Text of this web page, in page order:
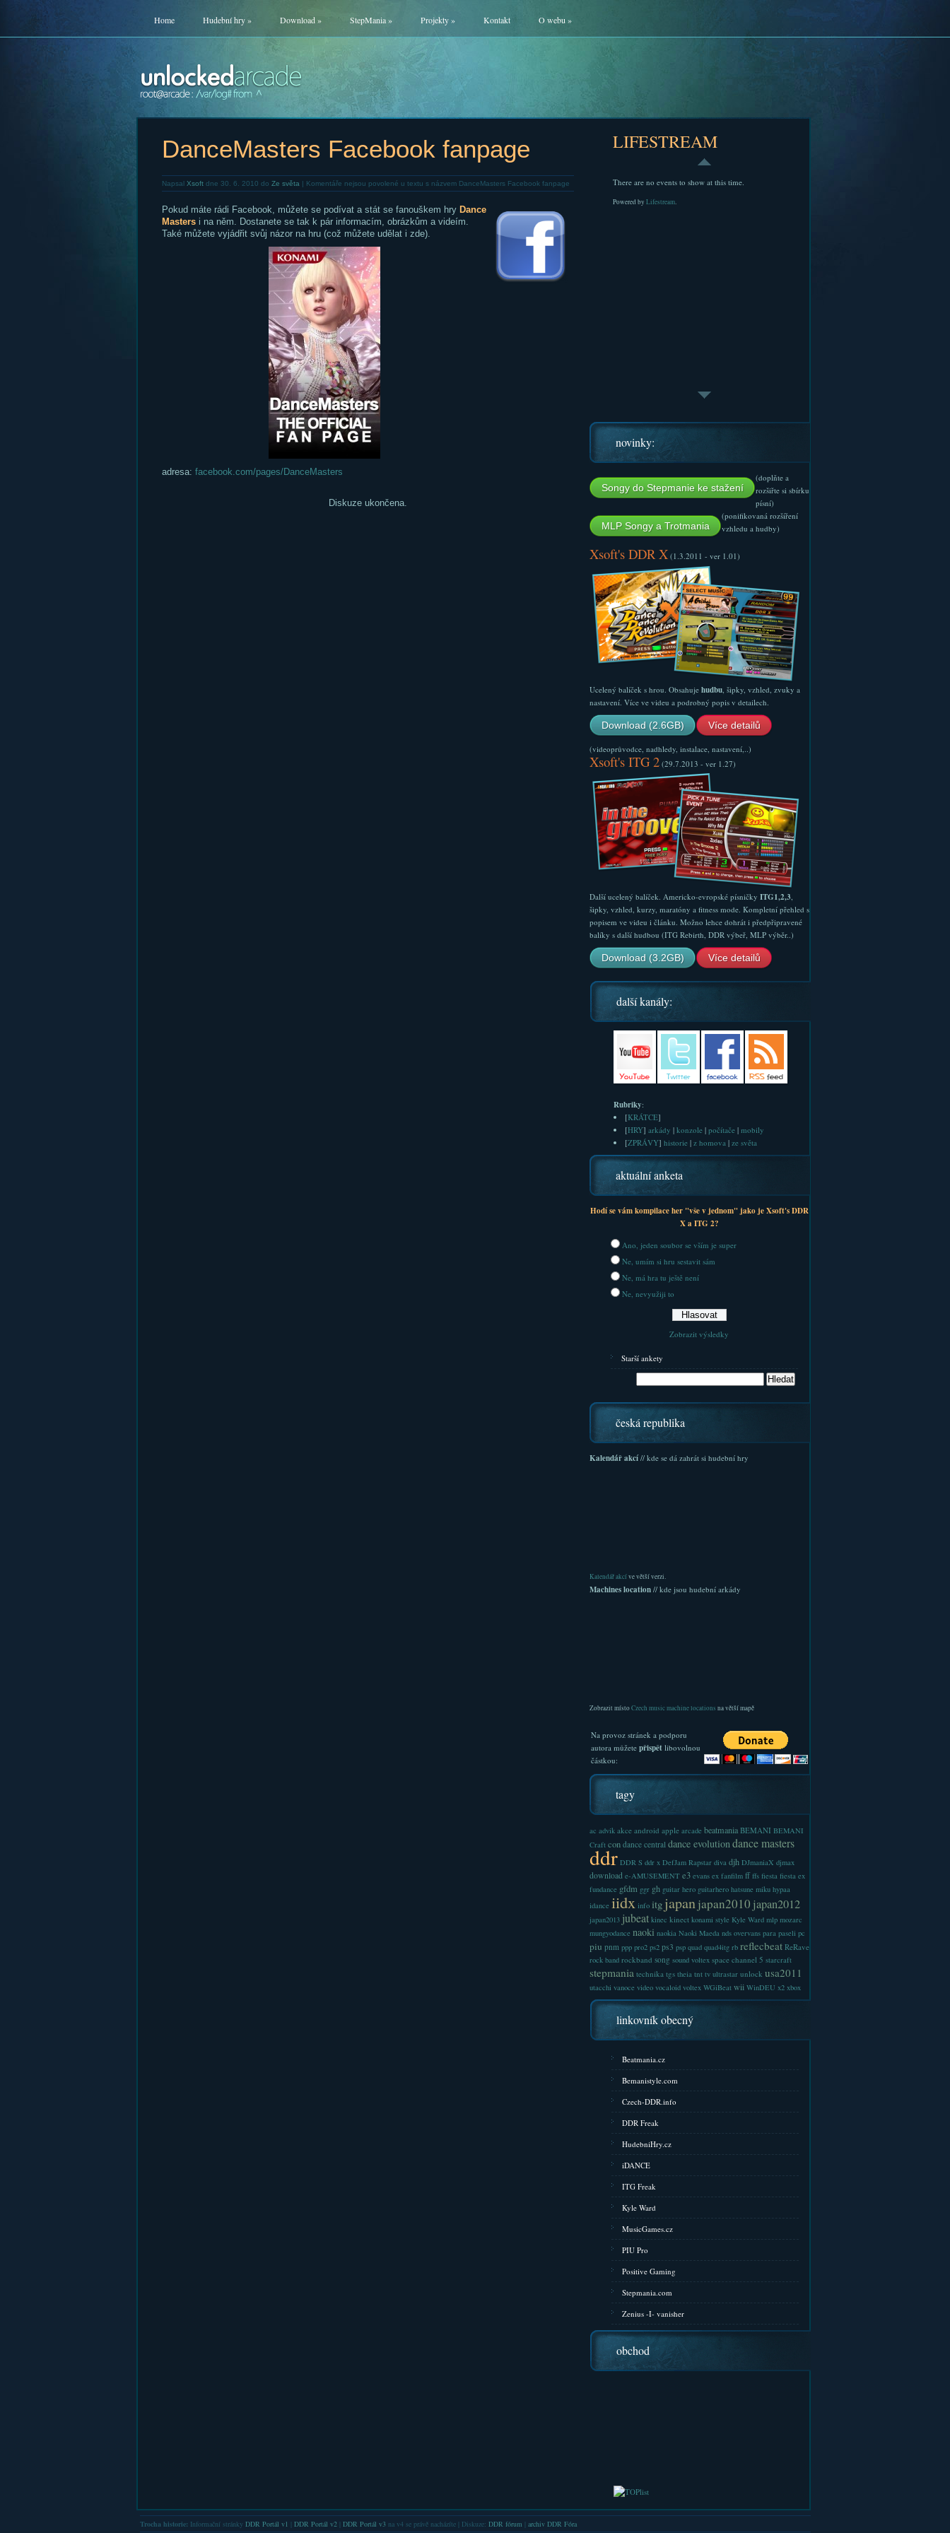
Home Hudební hry» Download» StepMania» Projekty» Kontakt O webu »
DanceMasters Facebook fanpage
Napsal Xsoftdne 30. 6. 2010 do Ze světa | Komentáře nejsou povolené u textu s názvem DanceMasters Facebook fanpage
Pokud máte rádi Facebook, můžete se podívat a stát se fanouškem hry Dance
Mastersi na něm. Dostanete se tak k pár informacím, obrázkům a videím.
Také můžete vyjádřit svůj názor na hru (což můžete udělat i zde).
adresa: facebook.com/pages/DanceMasters
Diskuze ukončena.
LIFESTREAM
There are no events to show at this time.
Powered by Lifestream.
novinky:
Songy do Stepmanie ke stažení
(doplňte a
rozšiřte si sbírku
písní)
MLP Songy a Trotmania
(ponifikovaná rozšíření
vzhledu a hudby)
Xsoft's DDR X(1.3.2011 - ver 1.01)
Ucelený balíček s hrou. Obsahuje hudbu, šipky, vzhled, zvuky a
nastavení. Více ve videu a podrobný popis v detailech.
Download (2.6GB) Více detailů
(videoprůvodce, nadhledy, instalace, nastavení,..)
Xsoft's ITG 2(29.7.2013 - ver 1.27)
Další ucelený balíček. Americko-evropské písničky ITG1,2,3,
šipky, vzhled, kurzy, maratóny a fitness mode. Kompletní přehled s
popisem ve videu i článku. Možno lehce dohrát i předpřipravené
balíky s další hudbou (ITG Rebirth, DDR výbeř, MLP výběr..)
Download (3.2GB) Více detailů
další kanály:
Rubriky:
[KRÁTCE]
[HRY] arkády | konzole| počítače| mobily
[ZPRÁVY] historie| z homova| ze světa
aktuální anketa
Hodí se vám kompilace her "vše v jednom" jako je Xsoft's DDR
X a ITG 2?
Ano, jeden soubor se vším je super
Ne, umím si hru sestavit sám
Ne, má hra tu ještě není
Ne, nevyužiji to
Zobrazit výsledky
Starší ankety
česká republika
Kalendář akcí// kde se dá zahrát si hudební hry
Kalendář akcíve větší verzi.
Machines location// kde jsou hudební arkády
Zobrazit místoCzech music machine locations na větší mapě
Na provoz stránek a podporu
autora můžete přispětlibovolnou
částkou:
tagy
ac advik akce android apple arcade beatmania BEMANI BEMANI
Craft con dance central dance evolutiondance masters
ddr DDR S ddr x DefJam Rapstar diva djh DJmaniaX djmax
download e-AMUSEMENT e3 evans ex fanfilm ff ffs fiesta fiesta ex
fundance gfdm ggr gh guitar hero guitarhero hatsune miku hypaa
idance iidx info itg japanjapan2010 japan2012
japan2013 jubeat kinec kinect konami style Kyle Ward mlp mozarc
mungyodance naoki naokia Naoki Maeda nds overvans para paseli pc
piu pnm ppp pro2 ps2 ps3 psp quad quad4itg rb reflecbeat ReRave
rock band rockband song sound voltex space channel 5 starcraft
stepmania technika tgs theia tnt tv ultrastar unlock usa2011
utacchi vanoce video vocaloid voltex WGiBeat wii WinDEU x2 xbox
linkovník obecný
Beatmania.cz
Bemanistyle.com
Czech-DDR.info
DDR Freak
HudebniHry.cz
iDANCE
ITG Freak
Kyle Ward
MusicGames.cz
PIU Pro
Positive Gaming
Stepmania.com
Zenius -I- vanisher
obchod
Trocha historie: Informační stránky DDR Portál v1 DDR Portál v2| DDR Portál v3na v4 se právě nacházíte | Diskuze: DDR fórum archiv DDR Fóra